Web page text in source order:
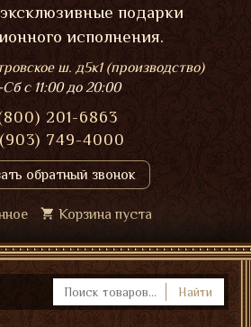
подарки
исполнения.
ш. д5к1 (производство)
Сбс 11:00 до 20:00
201-6863
749-4000
обратный звонок
Корзина пуста
Найти